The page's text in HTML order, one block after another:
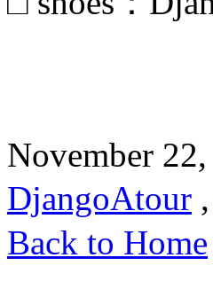
November
DjangoAtour ,
Back to Home